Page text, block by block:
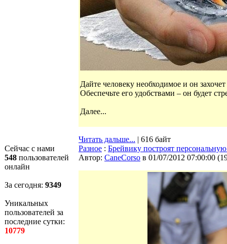
Сейчас с нами
548 пользователей
онлайн
За сегодня: 9349
Уникальных
пользователей за
последние сутки:
10779
Дайте человеку необходимое и он захочет
Обеспечьте его удобствами – он будет
Далее...
Читать дальше... | 616 байт
Разное : Брейвику построят
Автор: CaneCorso в 01/07/2012 07:00:00 (